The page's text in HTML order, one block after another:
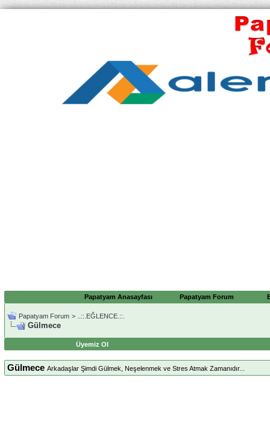
Papatyam Anasayfası Papatyam Forum
Papatyam Forum > ..::.EĞLENCE.::.
Gülmece
Üyemiz Ol
Gülmece Arkadaşlar Şimdi Gülmek, Neşelenmek ve Stres Atmak Zamanıdır...